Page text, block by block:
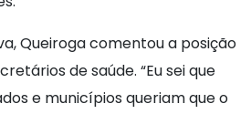
Queiroga comentou a posição
de saúde. “Eu sei que
e municípios queriam que o